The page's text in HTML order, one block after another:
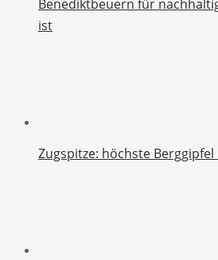
Benediktbeuern für
ist
Zugspitze: höchste